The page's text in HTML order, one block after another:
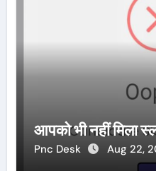
आपको भी नहीं मिला
Pnc Desk Aug 22,